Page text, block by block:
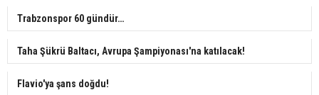
Trabzonspor 60 gündür…
Taha Şükrü Baltacı, Avrupa Şampiyonası'na katılacak!
Flavio'ya şans doğdu!